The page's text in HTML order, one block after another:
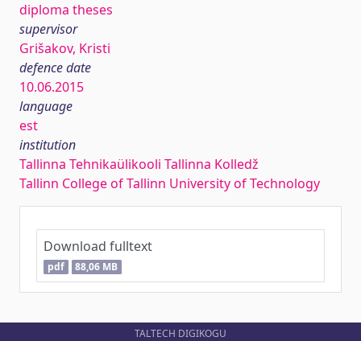
diploma theses
supervisor
Grišakov, Kristi
defence date
10.06.2015
language
est
institution
Tallinna Tehnikaülikooli Tallinna Kolledž
Tallinn College of Tallinn University of Technology
Download fulltext
pdf 88,06 MB
TALTECH DIGIKOGU